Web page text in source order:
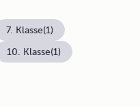
7. Klasse(1)
10. Klasse(1)